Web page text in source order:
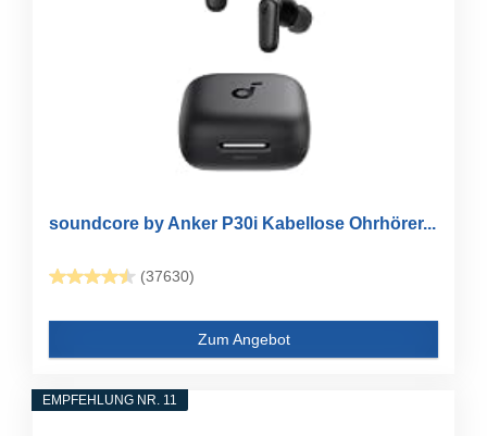
soundcore by Anker P30i Kabellose Ohrhörer...
(37630)
Zum Angebot
EMPFEHLUNG NR. 11